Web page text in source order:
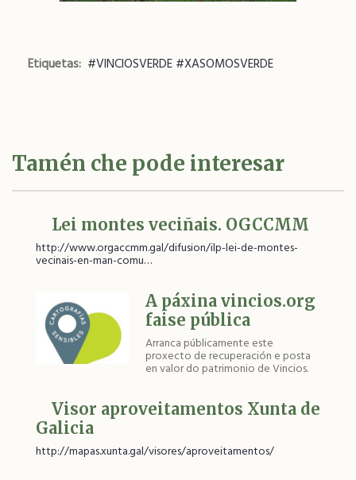
Etiquetas #VINCIOSVERDE #XASOMOSVERDE
Tamén che pode interesar
Lei montes veciñais. OGCCMM
http://www.orgaccmm.gal/difusion/ilp-lei-de-montes-
vecinais-en-man-comu…
A páxina vincios.org
faise pública
Arranca públicamente este
proxecto de recuperación e posta
en valor do patrimonio de Vincios.
Visor aproveitamentos Xunta de
Galicia
http://mapas.xunta.gal/visores/aproveitamentos/